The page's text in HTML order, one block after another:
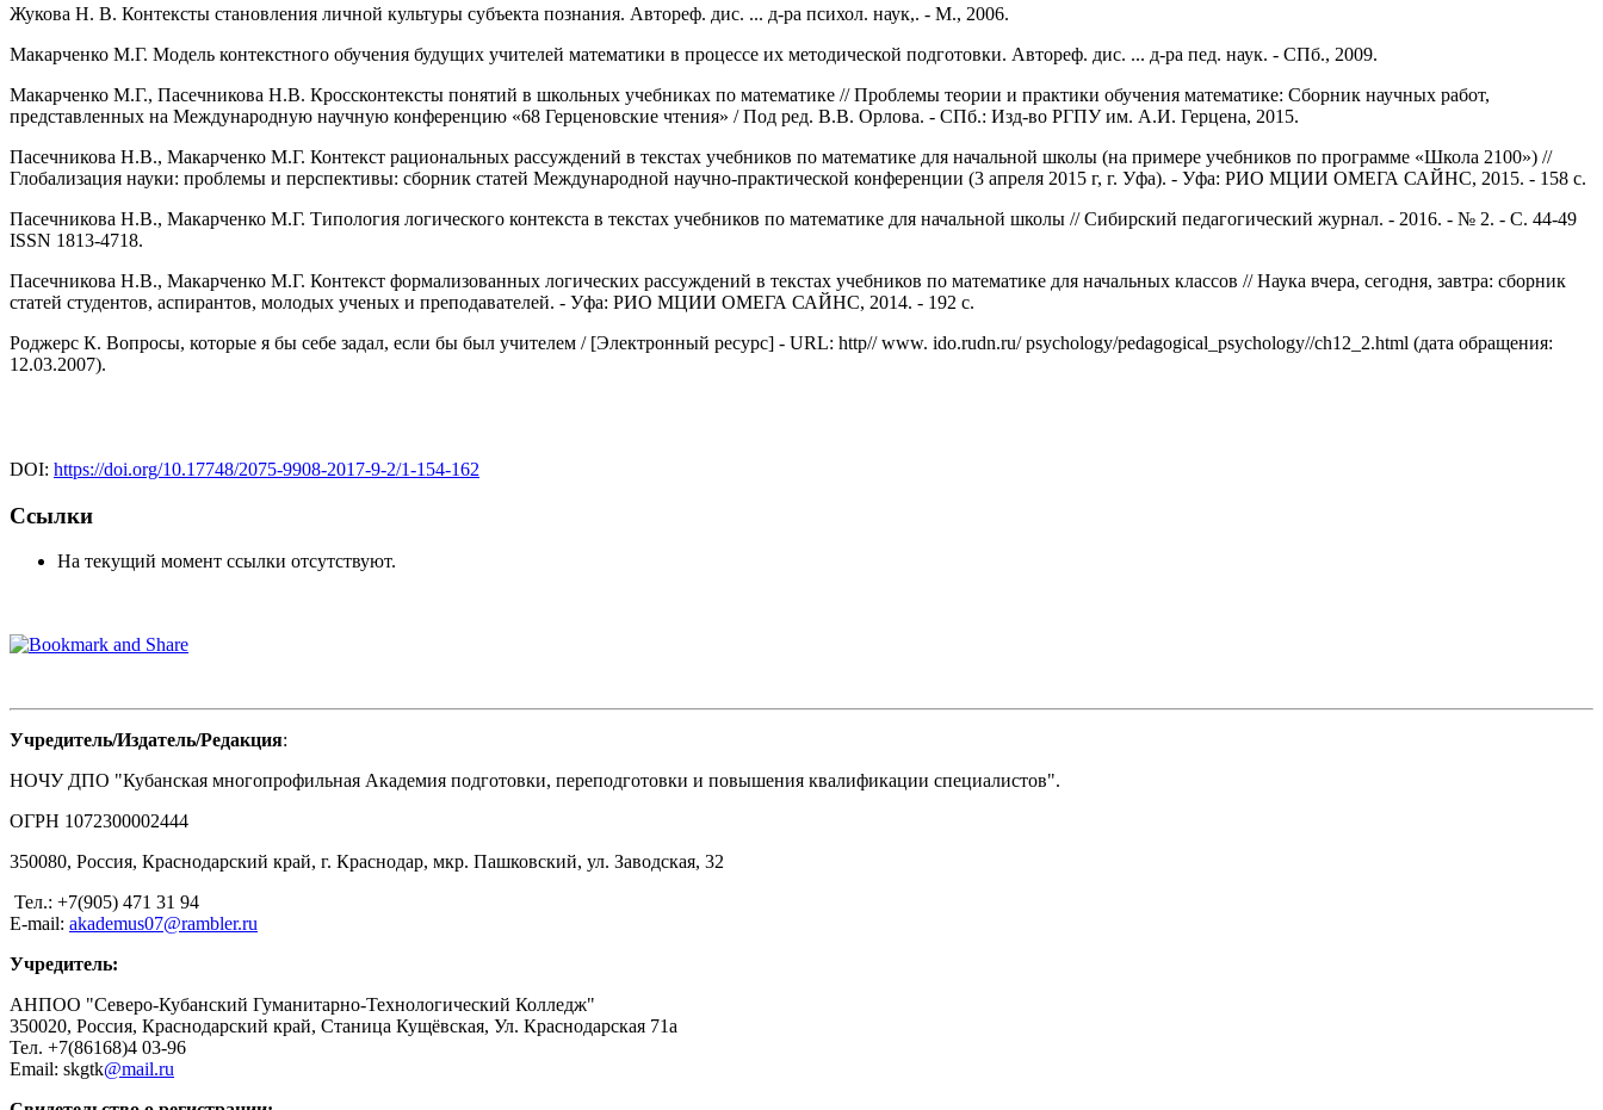
Жукова Н. В. Контексты становления личной культуры субъекта познания. Автореф. дис. ... д-ра психол. наук,. - М., 2006.
Макарченко М.Г. Модель контекстного обучения будущих учителей математики в процессе их методической подготовки. Автореф. дис. ... д-ра пед. наук. - СПб., 2009.
Макарченко М.Г., Пасечникова Н.В. Кроссконтексты понятий в школьных учебниках по математике // Проблемы теории и практики обучения математике: Сборник научных работ,
представленных на Международную научную конференцию «68 Герценовские чтения» / Под ред. В.В. Орлова. - СПб.: Изд-во РГПУ им. А.И. Герцена, 2015.
Пасечникова Н.В., Макарченко М.Г. Контекст рациональных рассуждений в текстах учебников по математике для начальной школы (на примере учебников по программе «Школа 2100») //
Глобализация науки: проблемы и перспективы: сборник статей Международной научно-практической конференции (3 апреля 2015 г, г. Уфа). - Уфа: РИО МЦИИ ОМЕГА САЙНС, 2015. - 158 с.
Пасечникова Н.В., Макарченко М.Г. Типология логического контекста в текстах учебников по математике для начальной школы // Сибирский педагогический журнал. - 2016. - № 2. - С. 44-49
ISSN 1813-4718.
Пасечникова Н.В., Макарченко М.Г. Контекст формализованных логических рассуждений в текстах учебников по математике для начальных классов // Наука вчера, сегодня, завтра: сборник
статей студентов, аспирантов, молодых ученых и преподавателей. - Уфа: РИО МЦИИ ОМЕГА САЙНС, 2014. - 192 с.
Роджерс К. Вопросы, которые я бы себе задал, если бы был учителем / [Электронный ресурс] - URL: http// www. ido.rudn.ru/ psychology/pedagogical_psychology//ch12_2.html (дата обращения:
12.03.2007).
DOI: https://doi.org/10.17748/2075-9908-2017-9-2/1-154-162
Ссылки
На текущий момент ссылки отсутствуют.
Учредитель/Издатель/Редакция:
НОЧУ ДПО "Кубанская многопрофильная Академия подготовки, переподготовки и повышения квалификации специалистов".
ОГРН 1072300002444
350080, Россия, Краснодарский край, г. Краснодар, мкр. Пашковский, ул. Заводская, 32
Тел.: +7(905) 471 31 94
E-mail: akademus07@rambler.ru
Учредитель:
АНПОО "Северо-Кубанский Гуманитарно-Технологический Колледж"
350020, Россия, Краснодарский край, Станица Кущёвская, Ул. Краснодарская 71а
Тел. +7(86168)4 03-96
Email: skgtk@mail.ru